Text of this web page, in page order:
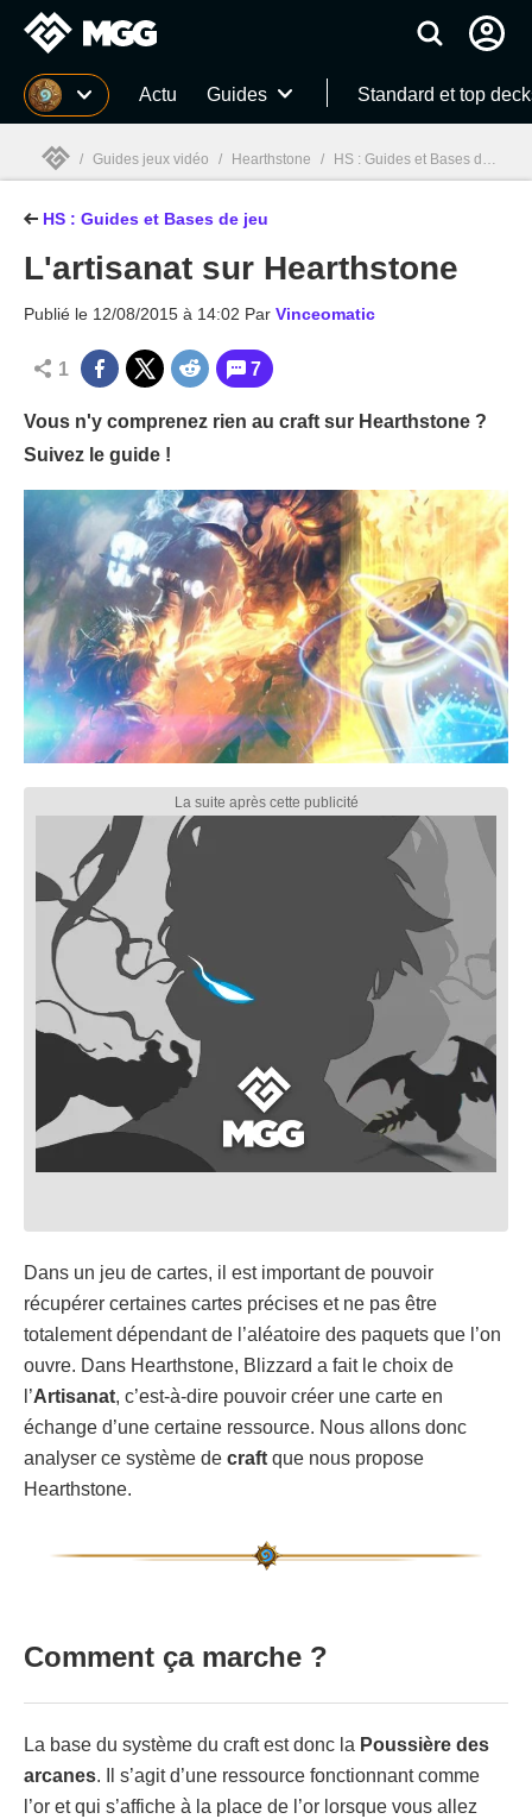
MGG Actu Guides Standard et top
MGG
/ Guides jeux vidéo / Hearthstone / HS : Guides et Bases de jeu
HS : Guides et Bases de jeu
L'artisanat sur Hearthstone
Publié le 12/08/2015 à 14:02 Par Vinceomatic
1 7
Vous n'y comprenez rien au craft sur Hearthstone ?
Suivez le guide !
Dans un jeu de cartes, il est important de pouvoir
récupérer certaines cartes précises et ne pas être
totalement dépendant de l’aléatoire des paquets que l’on
ouvre. Dans Hearthstone, Blizzard a fait le choix de
l’Artisanat, c’est-à-dire pouvoir créer une carte en
échange d’une certaine ressource. Nous allons donc
analyser ce système de craft que nous propose
Hearthstone.
Comment ça marche ?
La base du système du craft est donc la Poussière des
arcanes. Il s’agit d’une ressource fonctionnant comme
l’or et qui s’affiche à la place de l’or lorsque vous allez